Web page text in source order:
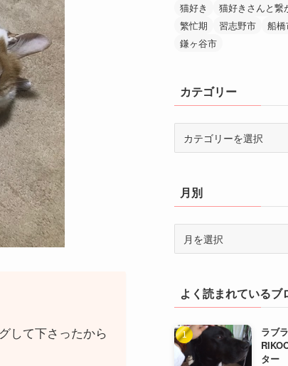
して下さったから
猫好き
猫好きさんと繋
繁忙期
習志野市 船
鎌ヶ谷市
カテゴリー
ー月別
よく読まれているブ
ラブ
ター